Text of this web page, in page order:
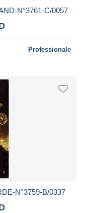
N°3761-C/0057
Professionale
N°3759-B/0337